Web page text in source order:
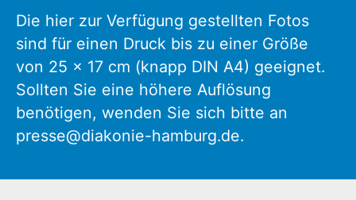
Die hier zur Verfügung gestellten Fotos
sind für einen Druck bis zu einer Größe
von 25 x 17 cm (knapp DIN A4) geeignet.
Sollten Sie eine höhere Auflösung
benötigen, wenden Sie sich bitte an
presse@diakonie-hamburg.de.